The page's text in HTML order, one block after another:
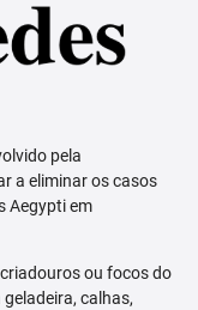
pela
a eliminar os casos
Aegypti em
ou focos do
calhas,